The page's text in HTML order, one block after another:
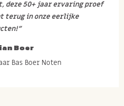
deze 50+ jaar ervaring proef
terug in onze eerlijke
Boer
Bas Boer Noten